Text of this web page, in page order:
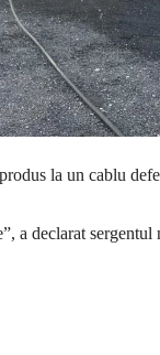
la un cablu
a declarat sergentul